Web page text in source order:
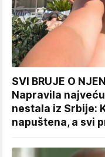
SVI BRUJE O
Napravila
nestala iz Srbije:
napuštena, a svi